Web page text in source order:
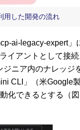
用した開発の流れ
ai-legacy-expert」
イアントとして接続
ジニア内のナレッジ
CLI」（米Google製
化できるとする（図